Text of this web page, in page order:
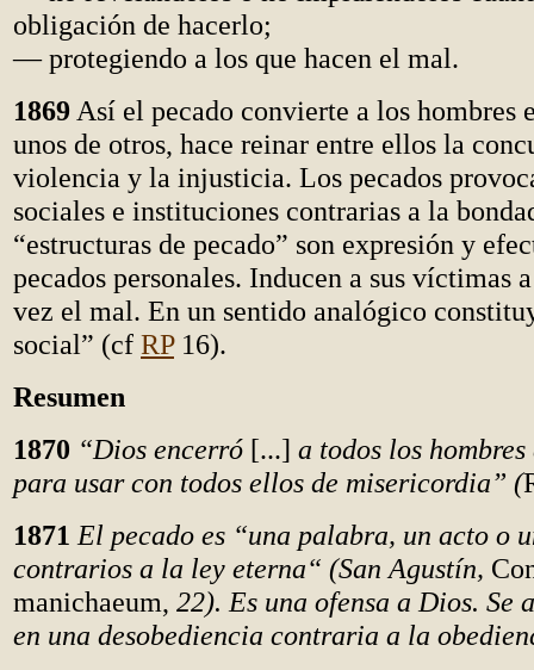
obligación de hacerlo;
— protegiendo a los que hacen el mal.
1869 Así el pecado convierte a los hombres
unos de otros, hace reinar entre ellos la
violencia y la injusticia. Los pecados
sociales e instituciones contrarias a la
“estructuras de pecado” son expresión y
pecados personales. Inducen a sus víctimas
vez el mal. En un sentido analógico
social” (cf RP16).
Resumen
1870 “Dios encerró [...] a todos los
para usar con todos ellos de misericordia” (
1871 El pecado es “una palabra, un acto o
contrarios a la ley eterna“ (San Agustín,
manichaeum, 22). Es una ofensa a Dios. Se
en una desobediencia contraria a la